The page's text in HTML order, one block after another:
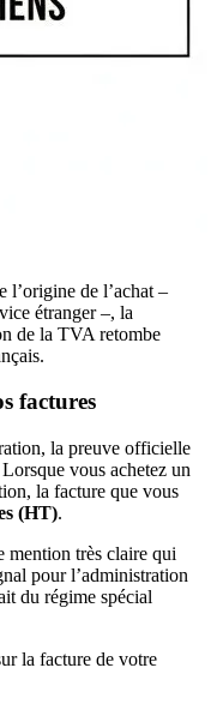
l’origine de l’achat –
étranger –, la
de la TVA retombe
factures
la preuve officielle
vous achetez un
la facture que vous
(HT).
mention très claire qui
pour l’administration
du régime spécial
la facture de votre